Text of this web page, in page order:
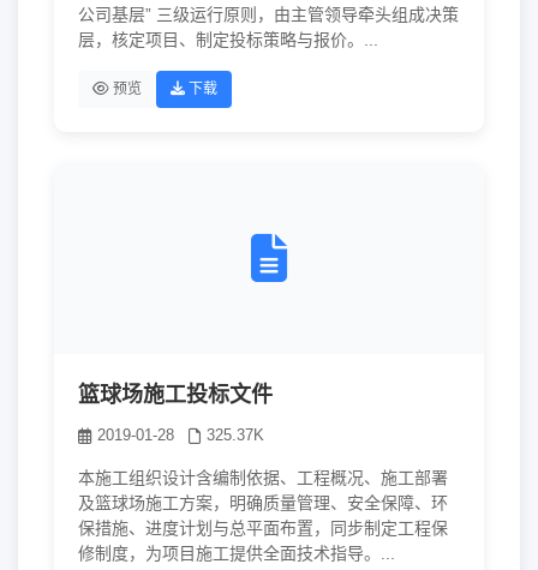
公司基层” 三级运行原则，由主管领导牵头组成决策
层，核定项目、制定投标策略与报价。...
预览 下载
篮球场施工投标文件
2019-01-28 325.37K
本施工组织设计含编制依据、工程概况、施工部署
及篮球场施工方案，明确质量管理、安全保障、环
保措施、进度计划与总平面布置，同步制定工程保
修制度，为项目施工提供全面技术指导。...